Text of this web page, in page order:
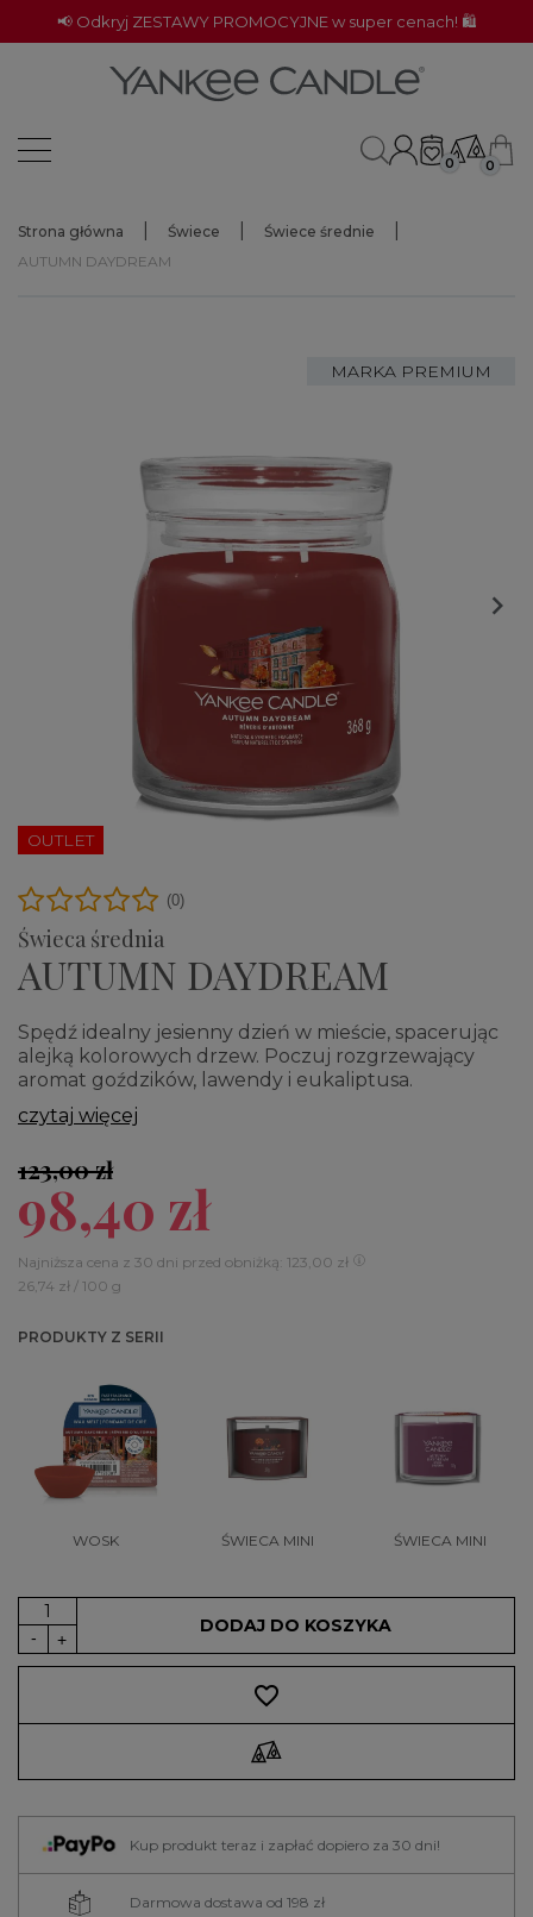
📢 Odkryj ZESTAWY PROMOCYJNE w super cenach! 🛍️
0 0
Strona główna Świece
Świece średnie
AUTUMN DAYDREAM
MARKA PREMIUM

OUTLET
Świeca średnia
AUTUMN DAYDREAM
(0)
Spędź idealny jesienny dzień w mieście, spacerując
alejką kolorowych drzew. Poczuj rozgrzewający
aromat goździków, lawendy i eukaliptusa.
czytaj więcej
123,00 zł
98,40 zł
Najniższa cena z 30 dni przed obniżką: 123,00 zł
26,74 zł / 100 g
PRODUKTY Z SERII
WOSK ŚWIECA MINI ŚWIECA MINI
DODAJ DO KOSZYKA
favorite_border
Kup produkt teraz i zapłać dopiero za 30 dni!
Darmowa dostawa od 198 zł